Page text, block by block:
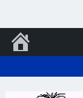
al